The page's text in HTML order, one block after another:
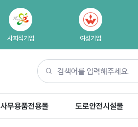
사회적기업 여성기업
사무용품전용몰 도로안전시설물